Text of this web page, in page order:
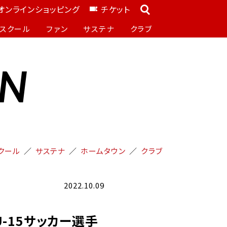
ンラインショッピング チケット
クール ファン サステナ クラブ
ール サステナ ホームタウン クラブ
2022.10.09
15サッカー選手